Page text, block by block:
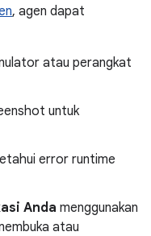
, agen dapat
atau perangkat
untuk
error runtime
Anda menggunakan
atau